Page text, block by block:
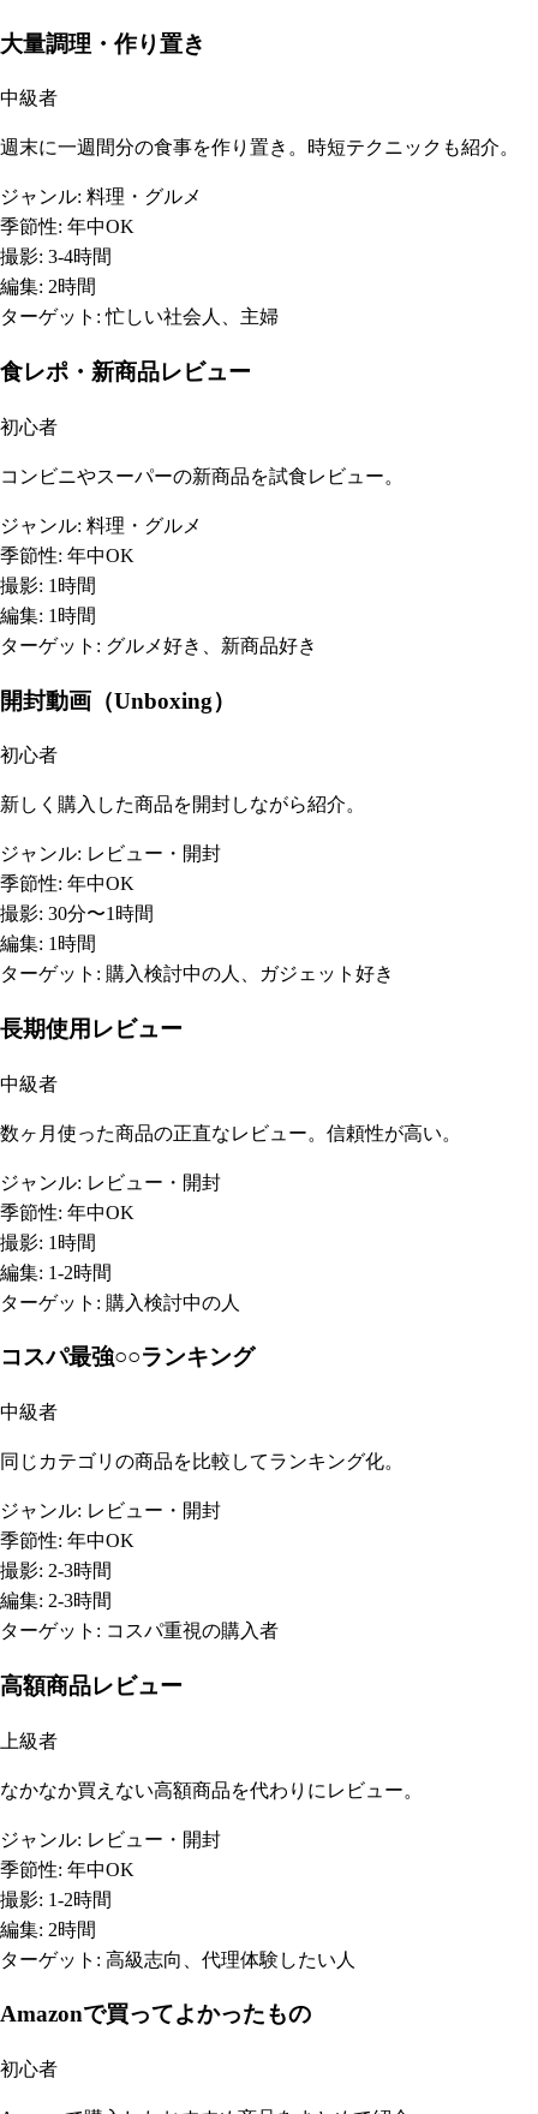
大量調理・作り置き
中級者
週末に一週間分の食事を作り置き。時短テクニックも紹介。
ジャンル: 料理・グルメ
季節性: 年中OK
撮影: 3-4時間
編集: 2時間
ターゲット: 忙しい社会人、主婦
食レポ・新商品レビュー
初心者
コンビニやスーパーの新商品を試食レビュー。
ジャンル: 料理・グルメ
季節性: 年中OK
撮影: 1時間
編集: 1時間
ターゲット: グルメ好き、新商品好き
開封動画（Unboxing）
初心者
新しく購入した商品を開封しながら紹介。
ジャンル: レビュー・開封
季節性: 年中OK
撮影: 30分〜1時間
編集: 1時間
ターゲット: 購入検討中の人、ガジェット好き
長期使用レビュー
中級者
数ヶ月使った商品の正直なレビュー。信頼性が高い。
ジャンル: レビュー・開封
季節性: 年中OK
撮影: 1時間
編集: 1-2時間
ターゲット: 購入検討中の人
コスパ最強○○ランキング
中級者
同じカテゴリの商品を比較してランキング化。
ジャンル: レビュー・開封
季節性: 年中OK
撮影: 2-3時間
編集: 2-3時間
ターゲット: コスパ重視の購入者
高額商品レビュー
上級者
なかなか買えない高額商品を代わりにレビュー。
ジャンル: レビュー・開封
季節性: 年中OK
撮影: 1-2時間
編集: 2時間
ターゲット: 高級志向、代理体験したい人
Amazonで買ってよかったもの
初心者